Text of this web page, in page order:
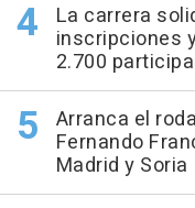
La carrera
inscripciones
2.700
Arranca el
Fernando
Madrid y Soria